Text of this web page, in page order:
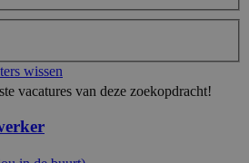
wissen
vacatures van deze zoekopdracht!